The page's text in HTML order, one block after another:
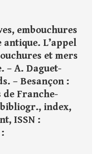
embouchures
L’appel
et mers
– A. Daguet-
– Besançon :
de Franche-
bibliogr., index,
ISSN :